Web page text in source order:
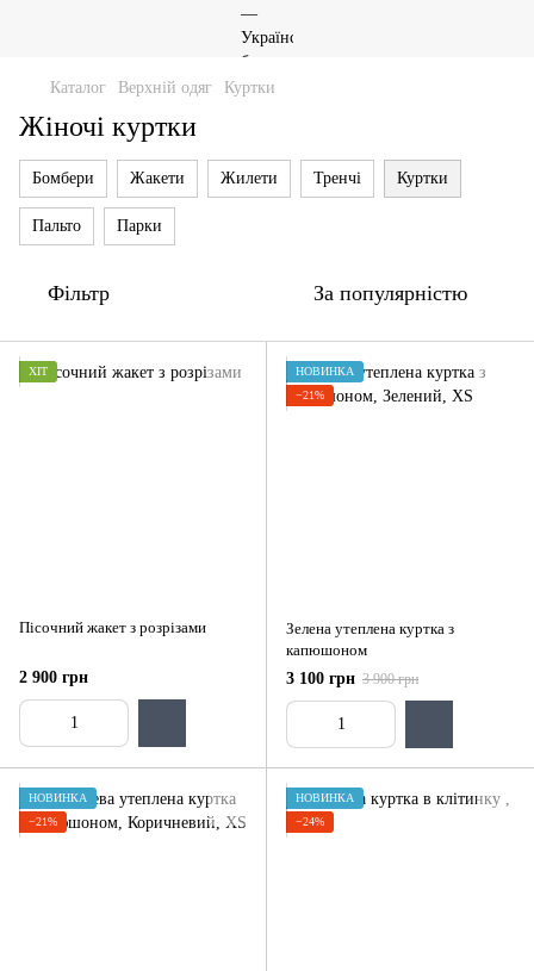
Каталог Верхній одяг Куртки
Жіночі куртки
Бомбери Жакети Жилети Тренчі Куртки
Пальто Парки
Фільтр За популярністю
ХІТ
Пісочний жакет з розрізами
2 900 грн
НОВИНКА
−21%
Зелена утеплена куртка з
капюшоном
3 100 грн 3 900 грн
НОВИНКА
−21%
НОВИНКА
−24%